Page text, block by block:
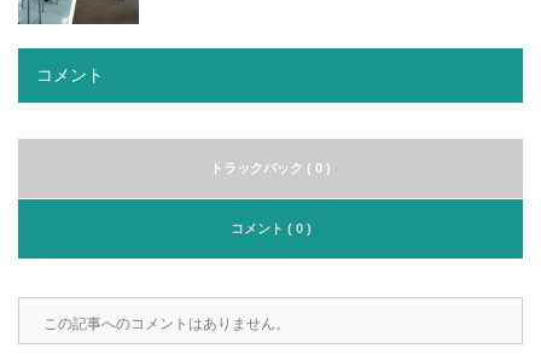
コメント
トラックバック ( 0 )
コメント ( 0 )
この記事へのコメントはありません。